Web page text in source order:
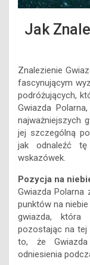
Jak
Znalezienie
fascynującym
podróżujących,
Gwiazda
najważniejszych
jej szczególną
jak odnaleźć tę
wskazówek.
Pozycja na
Gwiazda Polarna
punktów na
gwiazda, która
pozostając na tej
to, że Gwiazda
odniesienia